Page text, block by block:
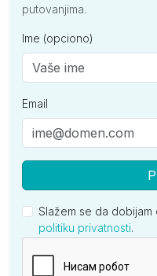
putovanjima.
Ime (opciono)
Email
Slažem se da dobijam
politiku privatnosti.